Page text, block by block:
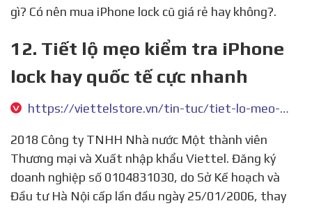
gì? Có nên mua iPhone lock cũ giá rẻ hay không?.
12. Tiết lộ mẹo kiểm tra iPhone
lock hay quốc tế cực nhanh
https://viettelstore.vn/tin-tuc/tiet-lo-meo-kiem-tra-iphone-lock-hay-quoc-te-cuc-nhanh
2018 Công ty TNHH Nhà nước Một thành viên
Thương mại và Xuất nhập khẩu Viettel. Đăng ký
doanh nghiệp số 0104831030, do Sở Kế hoạch và
Đầu tư Hà Nội cấp lần đầu ngày 25/01/2006, thay